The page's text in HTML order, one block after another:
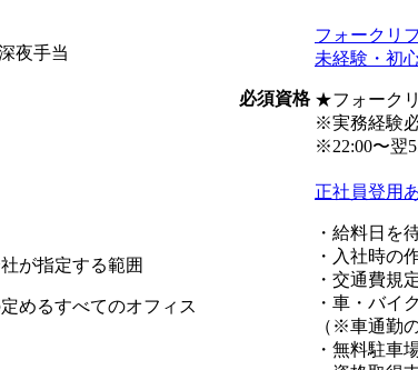
夜手当
が指定する範囲
めるすべてのオフィス
必須資格
フォークリ
未経験・初
★フォーク
※実務経験
※22:00〜翌
正社員登用
・給料日を
・入社時の
・交通費規
・車・バイ
（※車通勤
・無料駐車